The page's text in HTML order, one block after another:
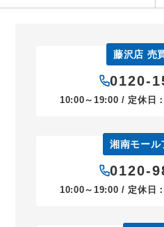
藤沢店 売
0120-
10:00～19:00 / 定休日
湘南モール
0120-
10:00～19:00 / 定休日